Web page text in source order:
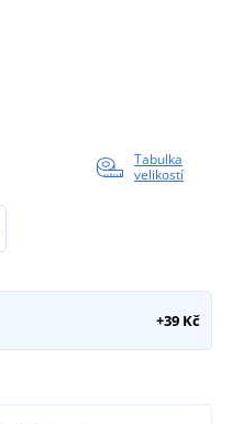
Tabulka
velikostí
+39 Kč